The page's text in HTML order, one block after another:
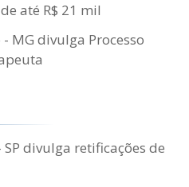
até R$ 21 mil
MG divulga Processo
divulga retificações de